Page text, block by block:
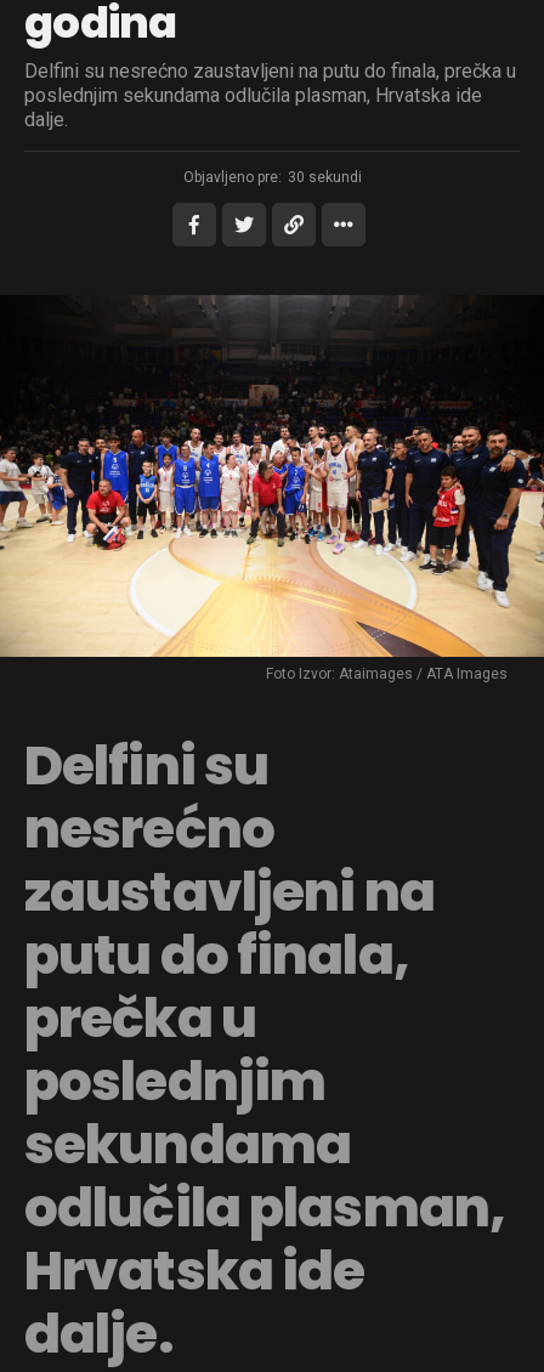
godina
Delfini su nesrećno zaustavljeni na putu do finala, prečka u
poslednjim sekundama odlučila plasman, Hrvatska ide
dalje.
Objavljeno pre: 30 sekundi
Foto Izvor: Ataimages / ATA Images
Delfini su
nesrećno
zaustavljeni na
putu do finala,
prečka u
poslednjim
sekundama
odlučila plasman,
Hrvatska ide
dalje.